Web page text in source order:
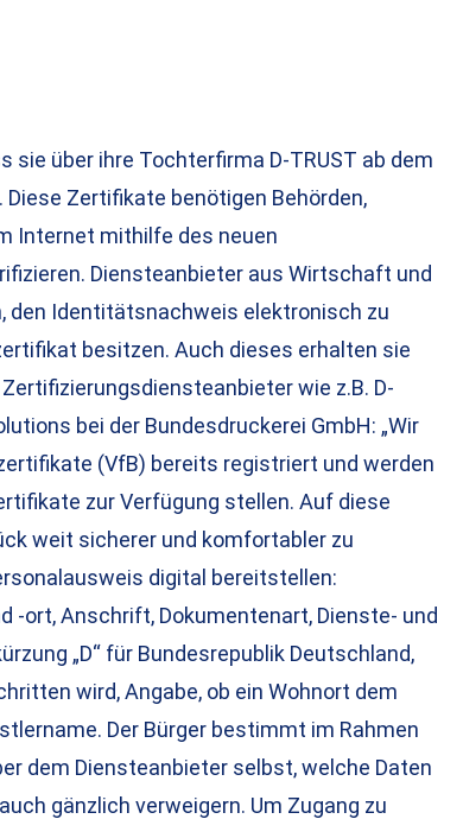
über ihre Tochterfirma D-TRUST ab dem
Zertifikate benötigen Behörden,
Internet mithilfe des neuen
Diensteanbieter aus Wirtschaft und
den Identitätsnachweis elektronisch zu
besitzen. Auch dieses erhalten sie
wie z.B. D-
bei der Bundesdruckerei GmbH: „Wir
(VfB) bereits registriert und werden
zur Verfügung stellen. Auf diese
weit sicherer und komfortabler zu
digital bereitstellen:
-ort, Anschrift, Dokumentenart, Dienste- und
„D“ für Bundesrepublik Deutschland,
wird, Angabe, ob ein Wohnort dem
Der Bürger bestimmt im Rahmen
dem Diensteanbieter selbst, welche Daten
gänzlich verweigern. Um Zugang zu